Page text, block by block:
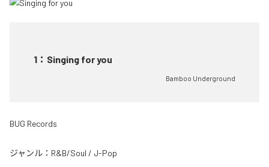
1 ： Singing for you
Bamboo Underground
BUG Records
ジャンル： R&B/Soul / J-Pop